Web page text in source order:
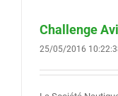
Challenge
25/05/2016